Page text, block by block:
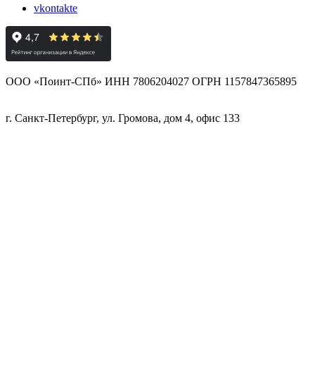
vkontakte
ООО «Поинт-СПб» ИНН 7806204027 ОГРН 1157847365895
г. Санкт-Петербург, ул. Громова, дом 4, офис 133